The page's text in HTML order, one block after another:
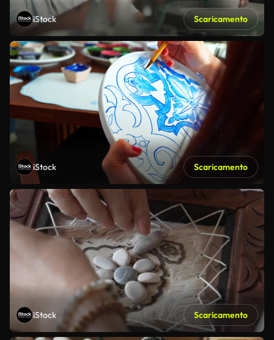
iStock Scaricamento
iStock Scaricamento
iStock Scaricamento